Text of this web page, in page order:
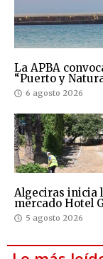
La APBA
“Puerto y
6 agosto 2026
Algeciras inicia
mercado Hotel
5 agosto 2026